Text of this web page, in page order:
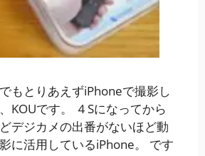
もとりあえずiPhoneで撮影し
KOUです。 ４Sになってから
デジカメの出番がないほど動
に活用しているiPhone。 です